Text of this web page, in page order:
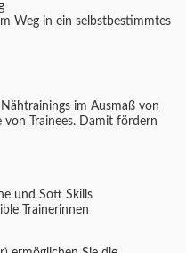
Weg in ein selbstbestimmtes
im Ausmaß von
Trainees. Damit fördern
und Soft Skills
Trainerinnen